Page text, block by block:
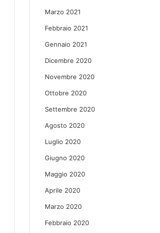
Marzo 2021
Febbraio 2021
Gennaio 2021
Dicembre 2020
Novembre 2020
Ottobre 2020
Settembre 2020
Agosto 2020
Luglio 2020
Giugno 2020
Maggio 2020
Aprile 2020
Marzo 2020
Febbraio 2020